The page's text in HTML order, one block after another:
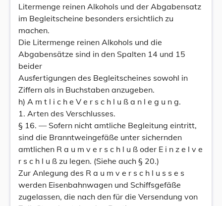
Litermenge reinen Alkohols und der Abgabensatz
im Begleitscheine besonders ersichtlich zu
machen.
Die Litermenge reinen Alkohols und die
Abgabensätze sind in den Spalten 14 und 15
beider
Ausfertigungen des Begleitscheines sowohl in
Ziffern als in Buchstaben anzugeben.
h) A m t l i c h e V e r s c h l u ß a n l e g u n g.
1. Arten des Verschlusses.
§ 16. — Sofern nicht amtliche Begleitung eintritt,
sind die Branntweingefäße unter sichernden
amtlichen R a u m v e r s c h l u ß oder E i n z e l v e
r s c h l u ß zu legen. (Siehe auch § 20.)
Zur Anlegung des R a u m v e r s c h l u s s e s
werden Eisenbahnwagen und Schiffsgefäße
zugelassen, die nach den für die Versendung von